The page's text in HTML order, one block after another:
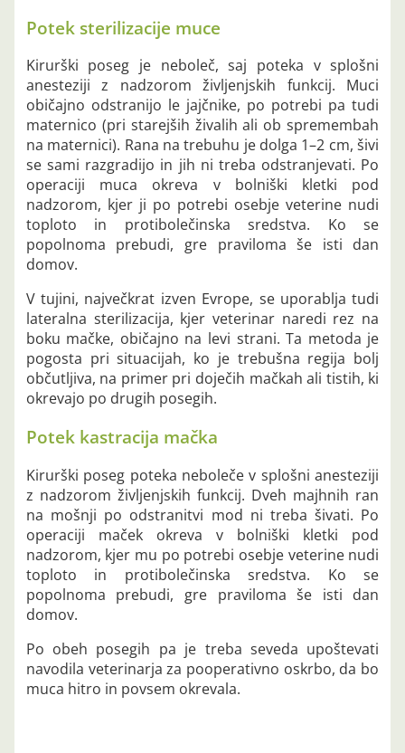
Potek sterilizacije muce
Kirurški poseg je neboleč, saj poteka v splošni
anesteziji z nadzorom življenjskih funkcij. Muci
običajno odstranijo le jajčnike, po potrebi pa tudi
maternico (pri starejših živalih ali ob spremembah
na maternici). Rana na trebuhu je dolga 1–2 cm, šivi
se sami razgradijo in jih ni treba odstranjevati. Po
operaciji muca okreva v bolniški kletki pod
nadzorom, kjer ji po potrebi osebje veterine nudi
toploto in protibolečinska sredstva. Ko se
popolnoma prebudi, gre praviloma še isti dan
domov.
V tujini, največkrat izven Evrope, se uporablja tudi
lateralna sterilizacija, kjer veterinar naredi rez na
boku mačke, običajno na levi strani. Ta metoda je
pogosta pri situacijah, ko je trebušna regija bolj
občutljiva, na primer pri doječih mačkah ali tistih, ki
okrevajo po drugih posegih.
Potek kastracija mačka
Kirurški poseg poteka neboleče v splošni anesteziji
z nadzorom življenjskih funkcij. Dveh majhnih ran
na mošnji po odstranitvi mod ni treba šivati. Po
operaciji maček okreva v bolniški kletki pod
nadzorom, kjer mu po potrebi osebje veterine nudi
toploto in protibolečinska sredstva. Ko se
popolnoma prebudi, gre praviloma še isti dan
domov.
Po obeh posegih pa je treba seveda upoštevati
navodila veterinarja za pooperativno oskrbo, da bo
muca hitro in povsem okrevala.